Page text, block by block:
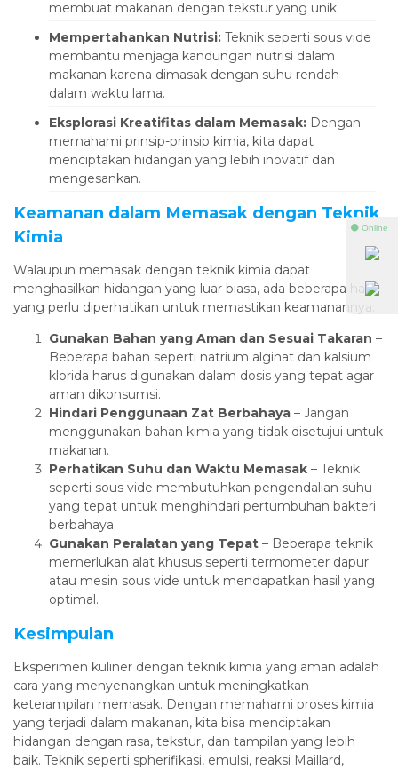
membuat makanan dengan tekstur yang unik.
Mempertahankan Nutrisi: Teknik seperti sous vide
membantu menjaga kandungan nutrisi dalam
makanan karena dimasak dengan suhu rendah
dalam waktu lama.
Eksplorasi Kreatifitas dalam Memasak: Dengan
memahami prinsip-prinsip kimia, kita dapat
menciptakan hidangan yang lebih inovatif dan
mengesankan.
Keamanan dalam Memasak dengan Teknik
Kimia
Walaupun memasak dengan teknik kimia dapat
menghasilkan hidangan yang luar biasa, ada beberapa hal
yang perlu diperhatikan untuk memastikan keamanannya:
Gunakan Bahan yang Aman dan Sesuai Takaran –
Beberapa bahan seperti natrium alginat dan kalsium
klorida harus digunakan dalam dosis yang tepat agar
aman dikonsumsi.
Hindari Penggunaan Zat Berbahaya – Jangan
menggunakan bahan kimia yang tidak disetujui untuk
makanan.
Perhatikan Suhu dan Waktu Memasak – Teknik
seperti sous vide membutuhkan pengendalian suhu
yang tepat untuk menghindari pertumbuhan bakteri
berbahaya.
Gunakan Peralatan yang Tepat – Beberapa teknik
memerlukan alat khusus seperti termometer dapur
atau mesin sous vide untuk mendapatkan hasil yang
optimal.
Kesimpulan
Eksperimen kuliner dengan teknik kimia yang aman adalah
cara yang menyenangkan untuk meningkatkan
keterampilan memasak. Dengan memahami proses kimia
yang terjadi dalam makanan, kita bisa menciptakan
hidangan dengan rasa, tekstur, dan tampilan yang lebih
baik. Teknik seperti spherifikasi, emulsi, reaksi Maillard,
⚫ Online